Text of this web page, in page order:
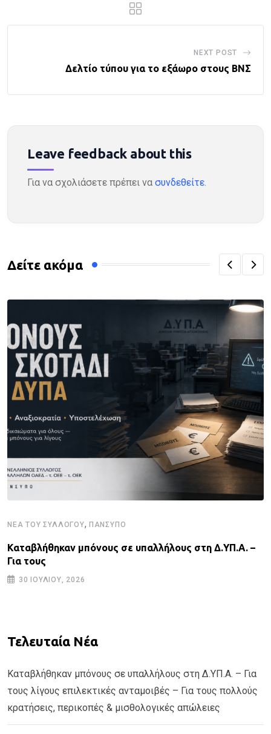
NEXT POST
Δελτίο τύπου για το εξάωρο στους ΒΝΣ
Leave feedback about this
Για να σχολιάσετε πρέπει να συνδεθείτε.
Δείτε ακόμα
ΝΈΑ ΤΟΥ ΣΥΛΛΌΓΟΥ, ΠΑΝΣΥΠΟ
Καταβλήθηκαν μπόνους σε υπαλλήλους στη Δ.ΥΠ.Α. –
Για τους
30 ΙΟΥΛΊΟΥ, 2026
Τελευταία Νέα
Καταβλήθηκαν μπόνους σε υπαλλήλους στη Δ.ΥΠ.Α. – Για
τους λίγους επιλεκτικές ανταμοιβές – Για τους πολλούς
κρατήσεις, περικοπές & μισθολογικές απώλειες